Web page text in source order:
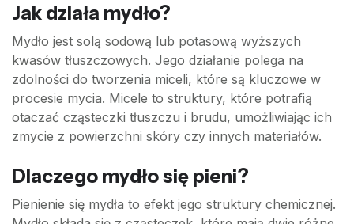
Jak działa mydło?
Mydło jest solą sodową lub potasową wyższych
kwasów tłuszczowych. Jego działanie polega na
zdolności do tworzenia miceli, które są kluczowe w
procesie mycia. Micele to struktury, które potrafią
otaczać cząsteczki tłuszczu i brudu, umożliwiając ich
zmycie z powierzchni skóry czy innych materiałów.
Dlaczego mydło się pieni?
Pienienie się mydła to efekt jego struktury chemicznej.